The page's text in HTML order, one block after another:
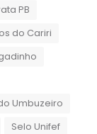
PB
do Cariri
Umbuzeiro
Selo Unifef